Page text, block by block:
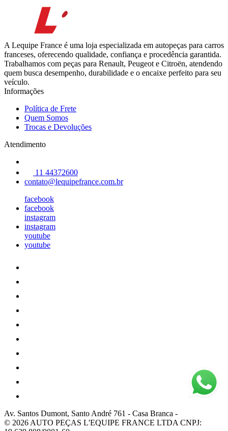
A Lequipe France é uma loja especializada em autopeças para carros
franceses, oferecendo qualidade, confiança e procedência garantida.
Trabalhamos com peças para Renault, Peugeot e Citroën, atendendo
quem busca desempenho, durabilidade e o encaixe perfeito para seu
veículo.
Informações
Política de Frete
Quem Somos
Trocas e Devoluções
Atendimento
11 44372600
contato@lequipefrance.com.br
facebook
facebook
instagram
instagram
youtube
youtube
Av. Santos Dumont, Santo André 761 - Casa Branca -
© 2026 AUTO PEÇAS L'EQUIPE FRANCE LTDA CNPJ: